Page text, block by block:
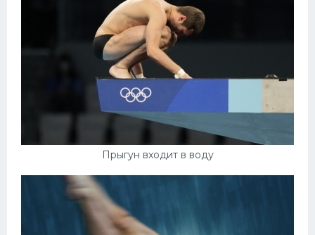
Прыгун входит в воду